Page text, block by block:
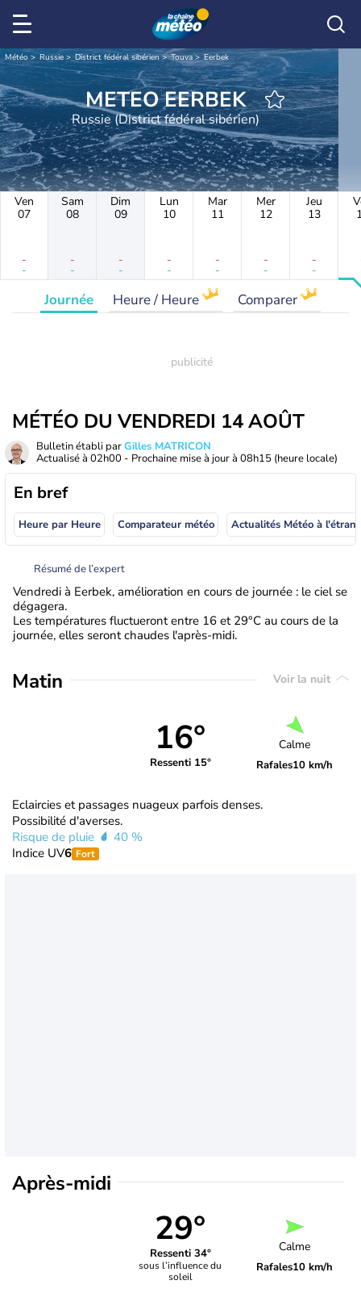
Météo Russie District fédéral sibérien Touva Eerbek
METEO EERBEK
Russie (District fédéral sibérien)
Ven
07
-
-
Sam
08
-
-
Dim
09
-
-
Lun
10
-
-
Mar
11
-
-
Mer
12
-
-
Jeu
13
-
-
Journée Heure / Heure Comparer
MÉTÉO DU VENDREDI 14 AOÛT
Bulletin établi parGilles MATRICON
Actualisé à 02h00 - Prochaine mise à jour à 08h15 (heure locale)
En bref
Heure par Heure Comparateur météo
Résumé de l’expert
Vendredi à Eerbek, amélioration en cours de journée : le ciel se
dégagera.
Les températures fluctueront entre 16 et 29°C au cours de la
journée, elles seront chaudes l'après-midi.
Matin Voir la nuit
16°
Ressenti 15°
Calme
Rafales10 km/h
Eclaircies et passages nuageux parfois denses.
Possibilité d'averses.
Risque de pluie
40 %
Indice UV6 Fort
Après-midi
29°
Ressenti 34°
sous l’influence du
soleil
Calme
Rafales10 km/h